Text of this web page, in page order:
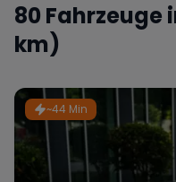
Porsche
Wann
80 Fahrzeuge
km)
~44 Min